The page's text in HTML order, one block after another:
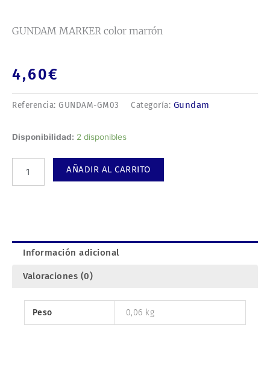
GUNDAM MARKER color marrón
4,60€
Referencia: GUNDAM-GM03 Categoría: Gundam
Disponibilidad: 2 disponibles
GUNDAM
marrón
AÑADIR AL CARRITO
Información adicional
Valoraciones (0)
Peso 0,06 kg